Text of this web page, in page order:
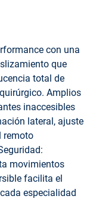
con una
que
total de
Amplios
inaccesibles
lateral, ajuste
remoto
movimientos
facilita el
especialidad